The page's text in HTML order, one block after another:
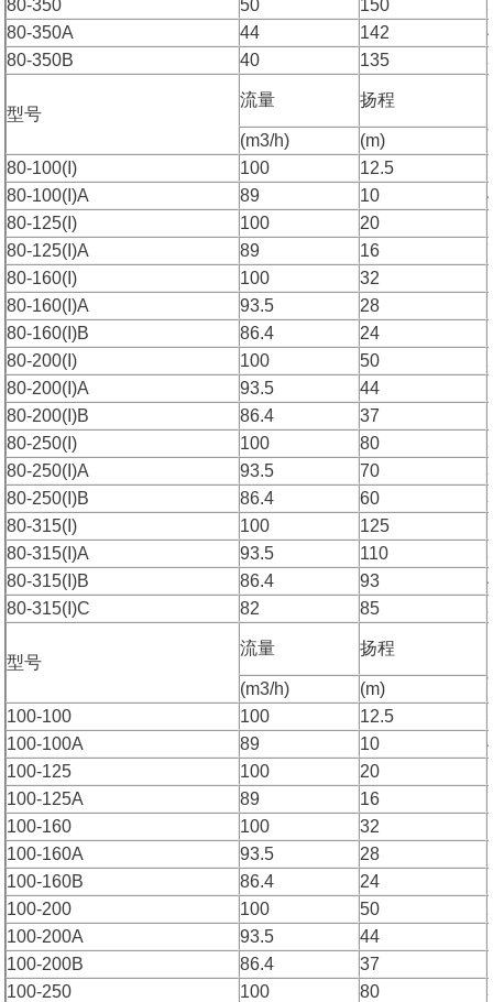
80-350 50 150
80-350A
44 142
80-350B
40 135
型号
流量 扬程
(m3/h)
(m)
80-100(I)
100 12.5
80-100(I)A
89 10
80-125(I)
100 20
80-125(I)A
89 16
80-160(I)
100 32
80-160(I)A
93.5 28
80-160(I)B
86.4 24
80-200(I)
100 50
80-200(I)A
93.5 44
80-200(I)B
86.4 37
80-250(I)
100 80
80-250(I)A
93.5 70
80-250(I)B
86.4 60
80-315(I)
100 125
80-315(I)A
93.5 110
80-315(I)B
86.4 93
80-315(I)C
82 85
型号
流量 扬程
(m3/h)
(m)
100-100
100 12.5
100-100A
89 10
100-125
100 20
100-125A
89 16
100-160
100 32
100-160A
93.5 28
100-160B
86.4 24
100-200
100 50
100-200A
93.5 44
100-200B
86.4 37
100-250
100 80